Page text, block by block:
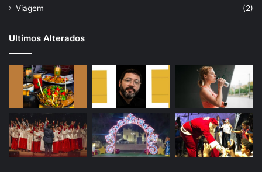
Viagem
(2)
Ultimos Alterados